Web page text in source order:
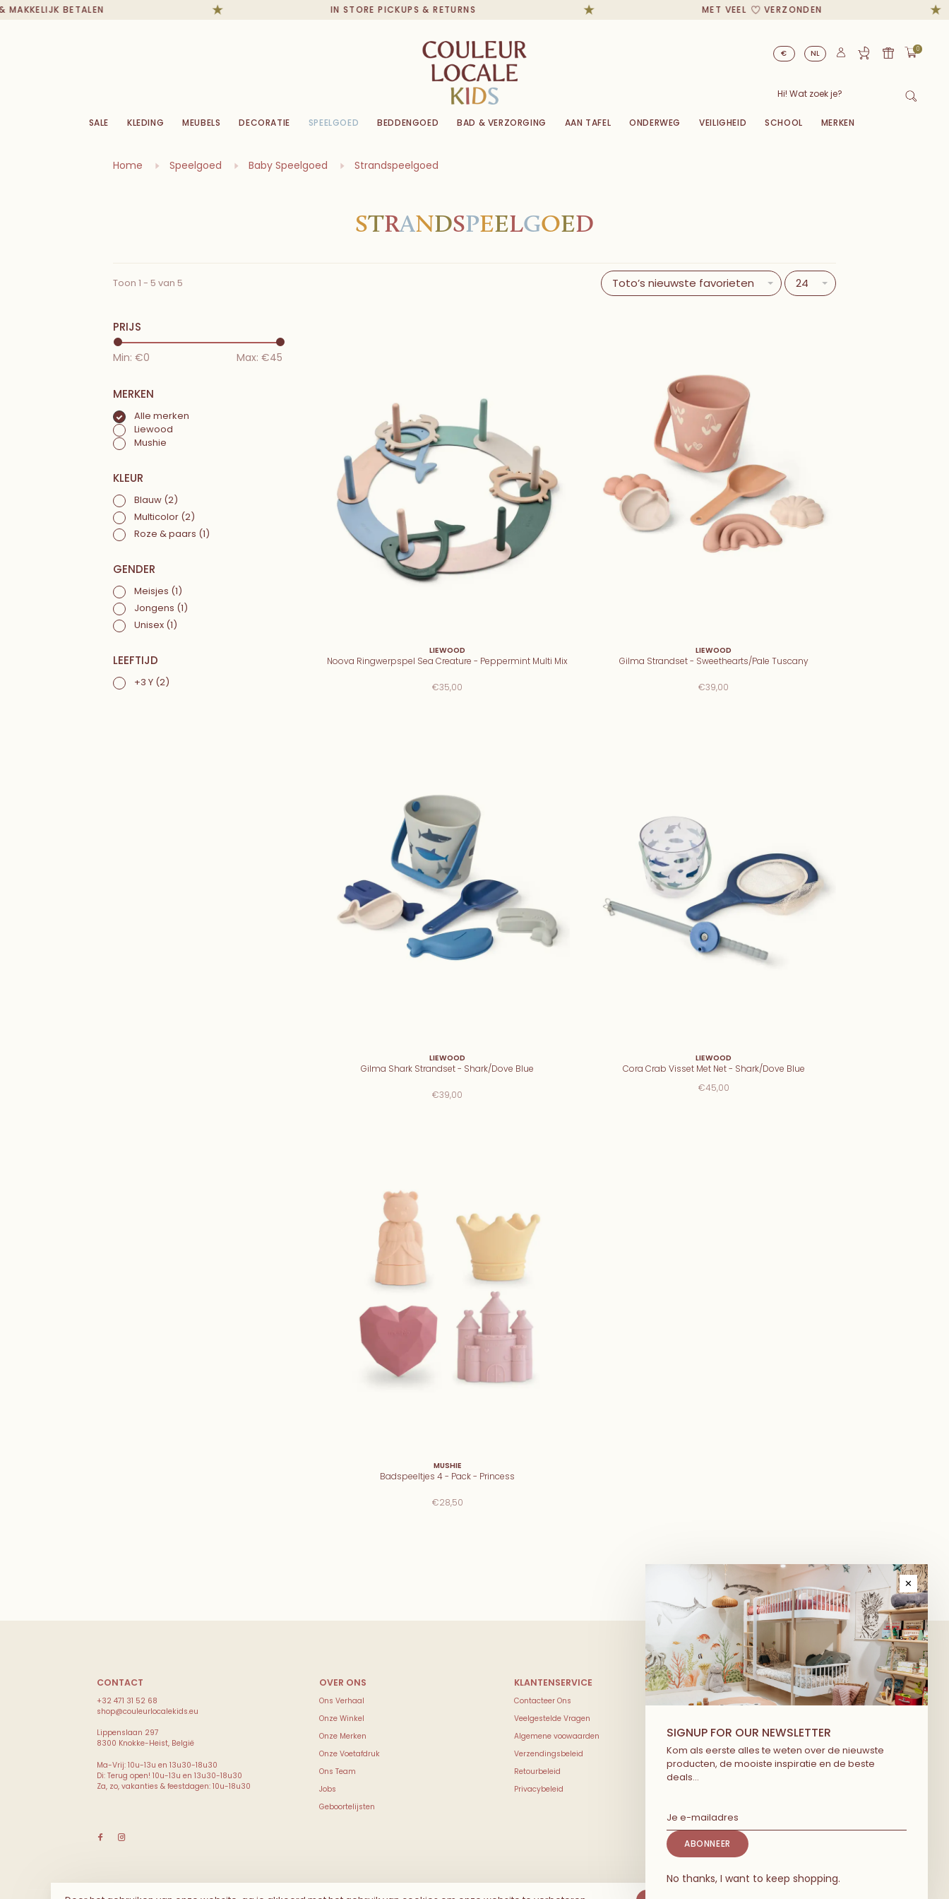
BETALEN IN STORE PICKUPS & RETURNS MET VEEL VERZONDEN
€ NL 0
SALE KLEDING MEUBELS DECORATIE SPEELGOED BEDDENGOED BAD & VERZORGING AAN TAFEL ONDERWEG VEILIGHEID SCHOOL MERKEN
Home Speelgoed Baby Speelgoed Strandspeelgoed
STRANDSPEELGOED
Toon 1 - 5 van 5 Toto’s nieuwste favorieten 24
PRIJS
Min: €0 Max: €45
MERKEN
Alle merken
Liewood
Mushie
KLEUR
Blauw (2)
Multicolor (2)
Roze & paars (1)
GENDER
Meisjes (1)
Jongens (1)
Unisex (1)
LEEFTIJD
+3 Y (2)
LIEWOOD
Noova Ringwerpspel Sea Creature - Peppermint Multi Mix
€35,00
LIEWOOD
Gilma Strandset - Sweethearts/Pale Tuscany
€39,00
LIEWOOD
Gilma Shark Strandset - Shark/Dove Blue
€39,00
LIEWOOD
Cora Crab Visset Met Net - Shark/Dove Blue
€45,00
MUSHIE
Badspeeltjes 4 - Pack - Princess
€28,50
CONTACT
+32 471 31 52 68
shop@couleurlocalekids.eu
Lippenslaan 297
8300 Knokke-Heist, België
Ma-Vrij: 10u-13u en 13u30-18u30
Di: Terug open! 10u-13u en 13u30-18u30
Za, zo, vakanties & feestdagen: 10u-18u30
Ons Verhaal
Onze Winkel
Onze Merken
Onze Voetafdruk
Ons Team
Jobs
Geboortelijsten
Contacteer Ons
Veelgestelde Vragen
Algemene voowaarden
Verzendingsbeleid
Retourbeleid
Privacybeleid
We have wonderful stories to share
with you! Kom als eerste alles te
weten over de nieuwste producten, de
mooiste inspiratie en de beste deals…
✕
SIGNUP FOR OUR NEWSLETTER
Kom als eerste alles te weten over de nieuwste
producten, de mooiste inspiratie en de beste
deals…
ABONNEER
No thanks, I want to keep shopping.